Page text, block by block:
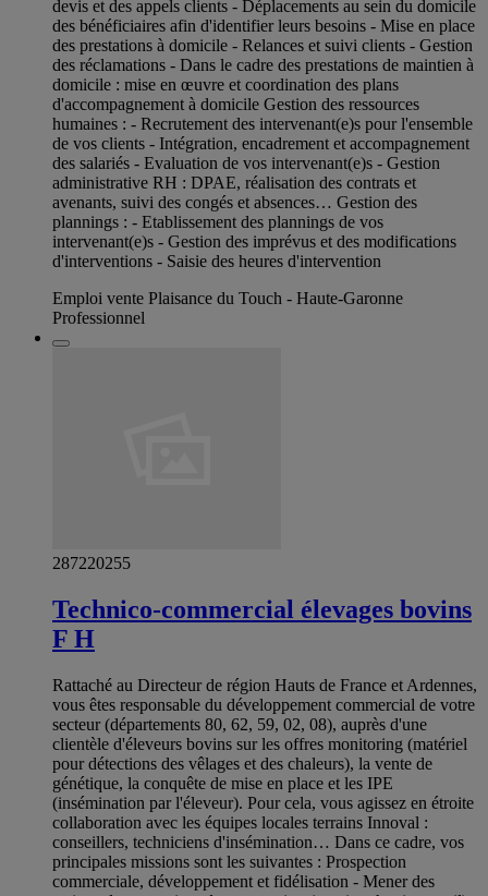
devis et des appels clients - Déplacements au sein du domicile
des bénéficiaires afin d'identifier leurs besoins - Mise en place
des prestations à domicile - Relances et suivi clients - Gestion
des réclamations - Dans le cadre des prestations de maintien à
domicile : mise en œuvre et coordination des plans
d'accompagnement à domicile Gestion des ressources
humaines : - Recrutement des intervenant(e)s pour l'ensemble
de vos clients - Intégration, encadrement et accompagnement
des salariés - Evaluation de vos intervenant(e)s - Gestion
administrative RH : DPAE, réalisation des contrats et
avenants, suivi des congés et absences… Gestion des
plannings : - Etablissement des plannings de vos
intervenant(e)s - Gestion des imprévus et des modifications
d'interventions - Saisie des heures d'intervention
Emploi vente Plaisance du Touch - Haute-Garonne
Professionnel
287220255
Technico-commercial élevages bovins
F H
Rattaché au Directeur de région Hauts de France et Ardennes,
vous êtes responsable du développement commercial de votre
secteur (départements 80, 62, 59, 02, 08), auprès d'une
clientèle d'éleveurs bovins sur les offres monitoring (matériel
pour détections des vêlages et des chaleurs), la vente de
génétique, la conquête de mise en place et les IPE
(insémination par l'éleveur). Pour cela, vous agissez en étroite
collaboration avec les équipes locales terrains Innoval :
conseillers, techniciens d'insémination… Dans ce cadre, vos
principales missions sont les suivantes : Prospection
commerciale, développement et fidélisation - Mener des